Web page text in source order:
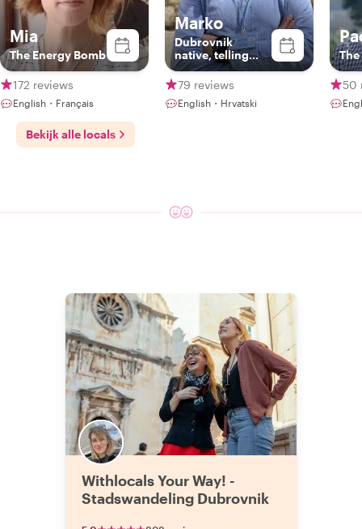
Mia
The Energy Bomb
172 reviews
English・Français
Marko
Dubrovnik
native, telling
stories of the city
79 reviews
English・Hrvatski
50
Bekijk alle locals
Withlocals Your Way! -
Stadswandeling Dubrovnik